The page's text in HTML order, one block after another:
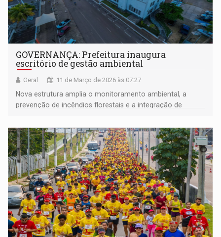
GOVERNANÇA: Prefeitura inaugura
escritório de gestão ambiental
Geral 11 de Março de 2026 às 07:27
Nova estrutura amplia o monitoramento ambiental, a
prevenção de incêndios florestais e a integração de
no município